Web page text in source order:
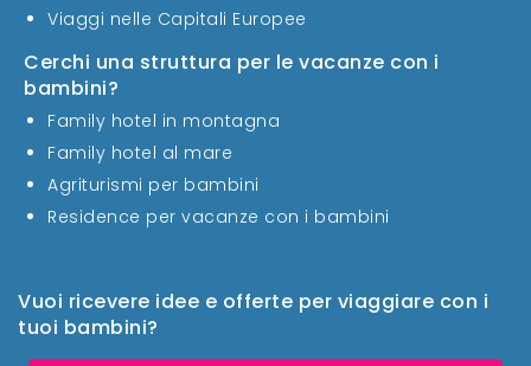
Vuoi ricevere idee e offerte per viaggiare con i
tuoi bambini?
Viaggi nelle Capitali Europee
Cerchi una struttura per le vacanze con i
bambini?
Family hotel in montagna
Family hotel al mare
Agriturismi per bambini
Residence per vacanze con i bambini